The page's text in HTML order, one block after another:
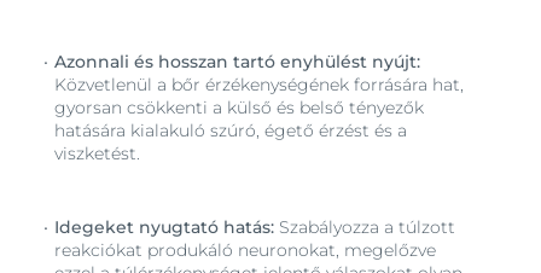
Azonnali és hosszan tartó enyhülést nyújt:
Közvetlenül a bőr érzékenységének forrására hat,
gyorsan csökkenti a külső és belső tényezők
hatására kialakuló szúró, égető érzést és a
viszketést.
Idegeket nyugtató hatás: Szabályozza a túlzott
reakciókat produkáló neuronokat, megelőzve